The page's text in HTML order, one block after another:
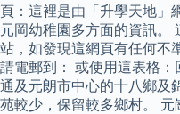
頁：這裡是由「升學天地」
元岡幼稚園多方面的資訊。
站，如發現這網頁有任何不
請電郵到： 或使用這表格
通及元朗市中心的十八鄉及
苑較少，保留較多鄉村。